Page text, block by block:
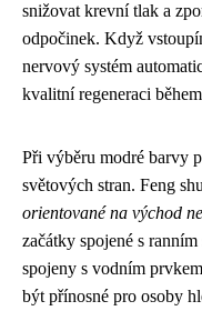
snižovat krevní tlak a
odpočinek. Když
nervový systém
kvalitní regeneraci
Při výběru modré barvy
světových stran. Feng
orientované na východ
začátky spojené s
spojeny s vodním
být přínosné pro osoby